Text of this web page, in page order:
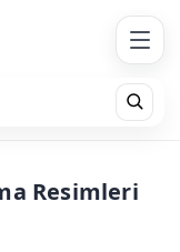
Resimleri